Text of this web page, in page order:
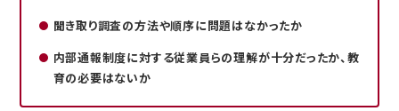
聞き取り調査の方法や順序に問題はなかったか
内部通報制度に対する従業員らの理解が十分だったか、教
育の必要はないか